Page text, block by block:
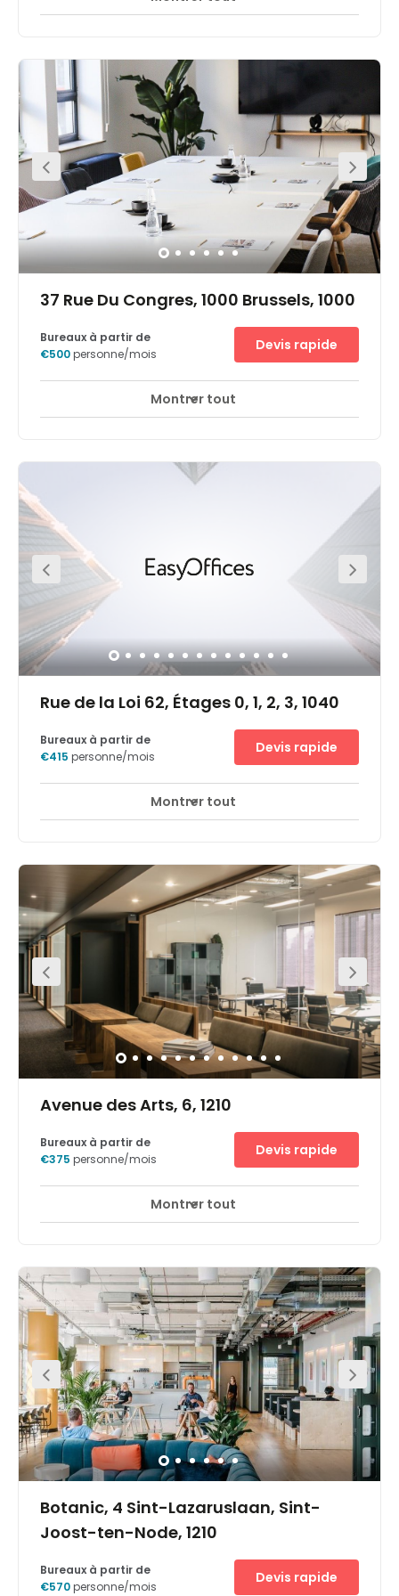
Manhattan Center. Travaillez au cœur du centre des
affaires du Quartier Nord dans un bâtiment durable doté
d'un vaste parking et facile d'accès - vous pouvez même
accéder à la station de métro Rogier depuis l'intérieur du
bâtiment. Laissez-vous inspirer par les touches de
design dans les espaces de travail modernes et
lumineux et rencontrez des entrepreneurs dans les
espaces de coworking conviviaux. Manhattan regorge
de commodités, telles que salles de sport, bars et
restaurants et, dès que vous sortez, les lieux de
divertissement et de culture ne manquent pas.
37 Rue Du Congres, 1000 Brussels, 1000
Centre d'accueil de jour Salles de réunion
European Institutions. Senate, Parliament, Embassies can
be reached within walking distance. Beside this centre
place to walk around or jog around at lunchtime. All
types of transportation systems are easily available and
very close to the centre. A distance of 5 minutes needs to
cover from the workspace to the Central Station. Also, the
metro station Madou is very close to the centre.
Bureaux à partir de
€500personne/mois
Devis rapide
Montrer tout
Rue de la Loi 62, Étages 0, 1, 2, 3, 1040
Bureaux à partir de
€415 personne/mois
Devis rapide
Montrer tout
Avenue des Arts, 6, 1210
Accès 24 heures sur 24 Espaces de détente
Within walking distance will also find main European
institutions and government agencies. In this
neighbourhood will also find shopping facilities, trendy
eateries offering great cuisine and bars. Brussels central
station is only a short 7-minute walk away, making the
centre easily accessible using public transport links. The
location is also right beside the N20 ring road, giving
access to the heart of the central business district. With
secure car parking spaces offered on site can drive to
work without any hassle.
Bureaux à partir de
€375 personne/mois
Devis rapide
Montrer tout
Botanic, 4 Sint-Lazaruslaan, Sint-
Joost-ten-Node, 1210
Bureaux à partir de
€570personne/mois
Devis rapide